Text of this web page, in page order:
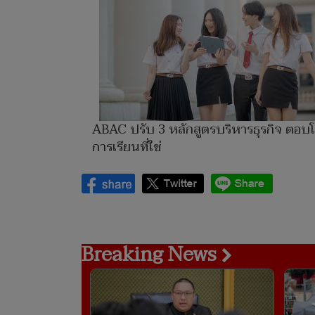
ABAC ปรับ 3 หลักสูตรบริหารธุรกิจ ตอบ
การเรียนที่ใช่
Breaking News